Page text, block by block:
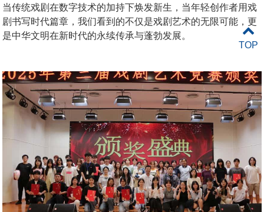
当传统戏剧在数字技术的加持下焕发新生，当年轻创作者用戏
剧书写时代篇章，我们看到的不仅是戏剧艺术的无限可能，更
是中华文明在新时代的永续传承与蓬勃发展。
TOP